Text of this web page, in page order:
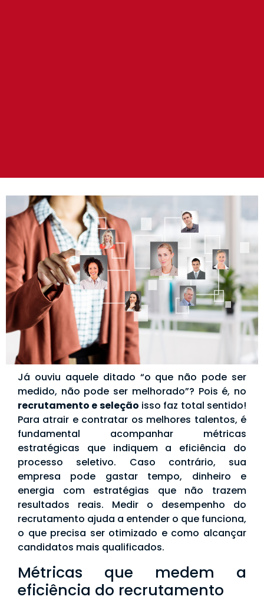
Já ouviu aquele ditado “o que não pode ser
medido, não pode ser melhorado”? Pois é, no
recrutamento e seleção isso faz total sentido!
Para atrair e contratar os melhores talentos, é
fundamental acompanhar métricas
estratégicas que indiquem a eficiência do
processo seletivo. Caso contrário, sua
empresa pode gastar tempo, dinheiro e
energia com estratégias que não trazem
resultados reais. Medir o desempenho do
recrutamento ajuda a entender o que funciona,
o que precisa ser otimizado e como alcançar
candidatos mais qualificados.
Métricas que medem a
eficiência do recrutamento